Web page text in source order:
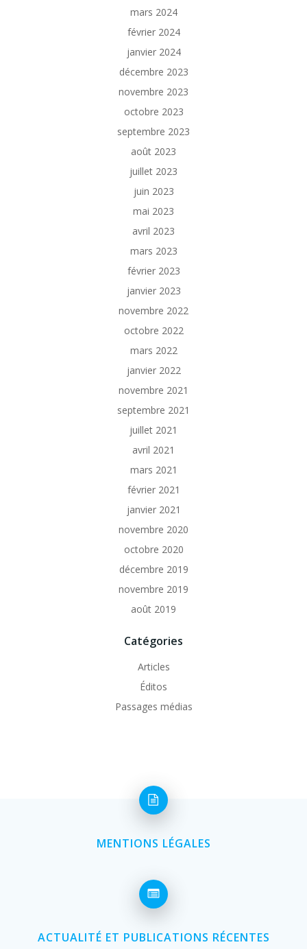
mars 2024
février 2024
janvier 2024
décembre 2023
novembre 2023
octobre 2023
septembre 2023
août 2023
juillet 2023
juin 2023
mai 2023
avril 2023
mars 2023
février 2023
janvier 2023
novembre 2022
octobre 2022
mars 2022
janvier 2022
novembre 2021
septembre 2021
juillet 2021
avril 2021
mars 2021
février 2021
janvier 2021
novembre 2020
octobre 2020
décembre 2019
novembre 2019
août 2019
Catégories
Articles
Éditos
Passages médias
MENTIONS LÉGALES
ACTUALITÉ ET PUBLICATIONS RÉCENTES